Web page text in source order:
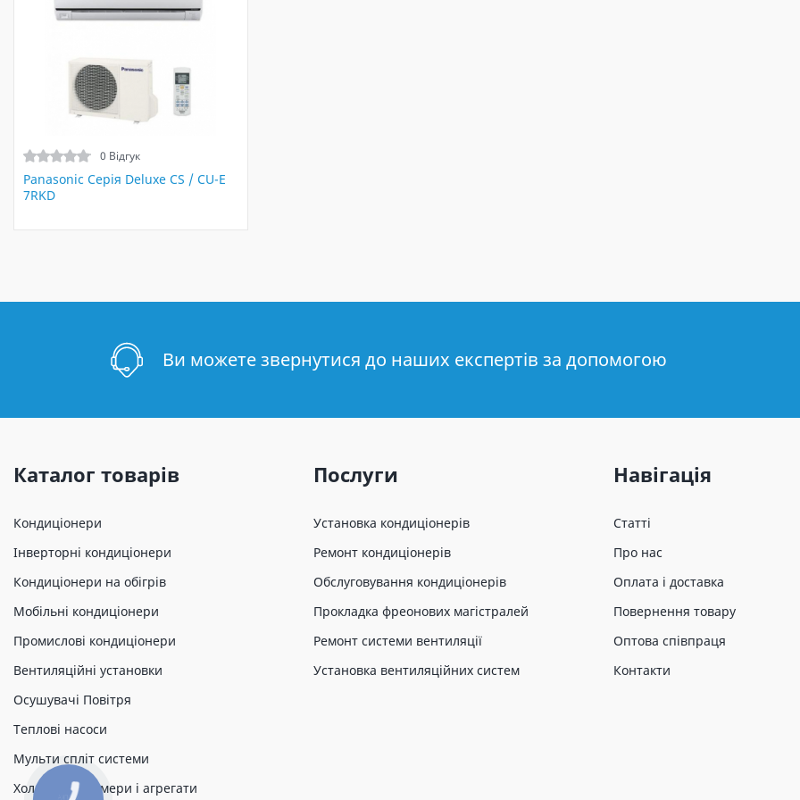
0 Відгук
Panasonic Серія Deluxe CS / CU-E
7RKD
Ви можете звернутися до наших експертів за допомогою
Каталог товарів
Кондиціонери
Інверторні кондиціонери
Кондиціонери на обігрів
Мобільні кондиціонери
Промислові кондиціонери
Вентиляційні установки
Осушувачі Повітря
Теплові насоси
Мульти спліт системи
Холодильні камери і агрегати
Послуги
Установка кондиціонерів
Ремонт кондиціонерів
Обслуговування кондиціонерів
Прокладка фреонових магістралей
Ремонт системи вентиляції
Установка вентиляційних систем
Навігація
Статті
Про нас
Оплата і доставка
Повернення товару
Оптова співпраця
Контакти